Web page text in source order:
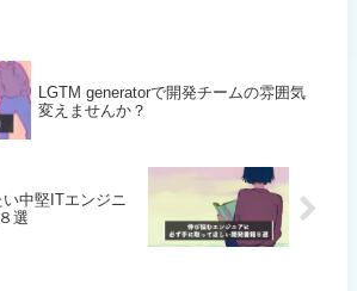
LGTM generatorで開発チームの雰囲気
変えませんか？
い中堅ITエンジニ
選